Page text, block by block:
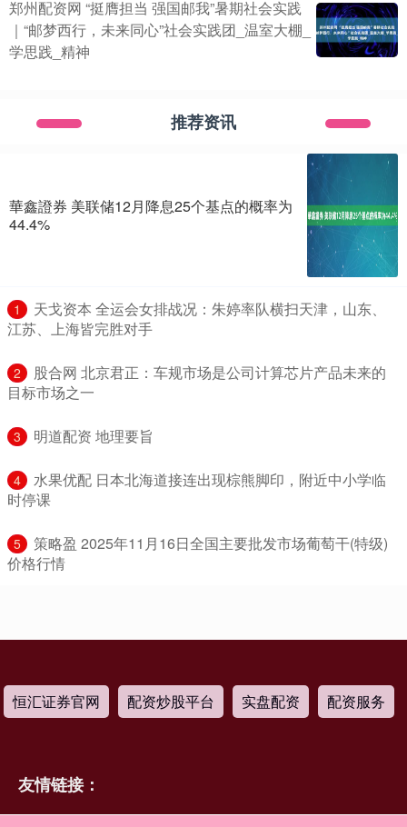
郑州配资网 “挺膺担当 强国邮我”暑期社会实践
｜“邮梦西行，未来同心”社会实践团_温室大棚_
学思践_精神
推荐资讯
華鑫證券 美联储12月降息25个基点的概率为
44.4%
1
​天戈资本 全运会女排战况：朱婷率队横扫天津，山东、
江苏、上海皆完胜对手
2
​股合网 北京君正：车规市场是公司计算芯片产品未来的
目标市场之一
3 ​明道配资 地理要旨
4
​水果优配 日本北海道接连出现棕熊脚印，附近中小学临
时停课
5
​策略盈 2025年11月16日全国主要批发市场葡萄干(特级)
价格行情
恒汇证券官网 配资炒股平台 实盘配资 配资服务
友情链接：